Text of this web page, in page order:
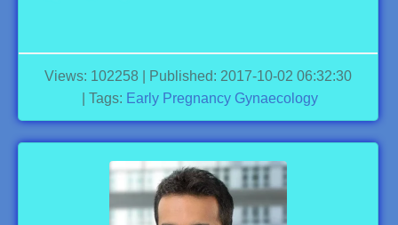
Views: 102258 | Published: 2017-10-02 06:32:30
| Tags: Early Pregnancy Gynaecology